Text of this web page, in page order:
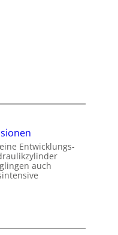
Entwicklungs-
auch